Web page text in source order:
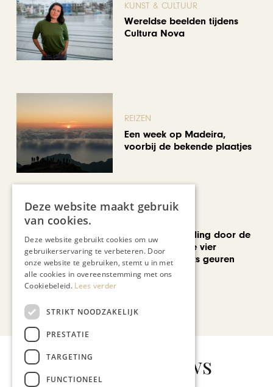
KUNST & CULTUUR
Wereldse beelden tijdens
Cultura Nova
REIZEN
Een week op Madeira,
voorbij de bekende plaatjes
Een geurwandeling door de
Stokstraat: onze vier
favoriete uniseks geuren
voor de zomer
Bekijk alle artikelen
Gerelateerd nieuws
Deze website maakt gebruik
van cookies.
Deze website gebruikt cookies om uw
gebruikerservaring te verbeteren. Door
onze website te gebruiken, stemt u in met
alle cookies in overeenstemming met ons
Cookiebeleid. Lees verder
STRIKT NOODZAKELIJK
PRESTATIE
TARGETING
FUNCTIONEEL